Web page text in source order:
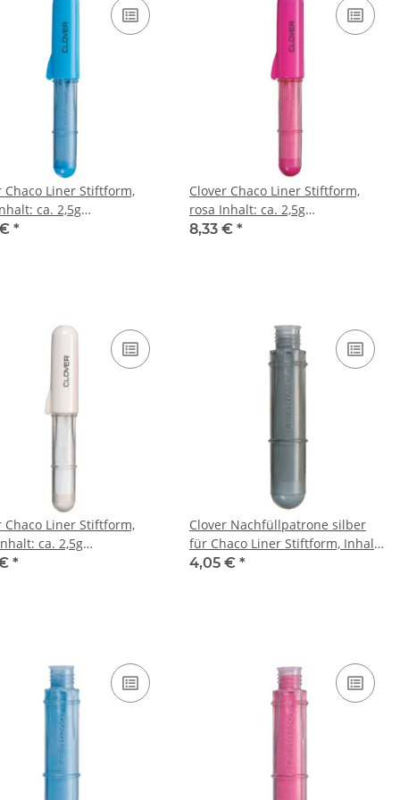
Chaco Liner Stiftform,
*
Clover Chaco Liner Stiftform,
rosa Inhalt: ca. 2,5g
Kreidepulver
8,33 € *
Chaco Liner Stiftform,
*
Clover Nachfüllpatrone silber
für Chaco Liner Stiftform, Inhalt:
ca. 2,5g Kreidepulver
4,05 € *